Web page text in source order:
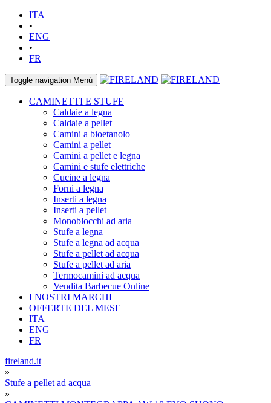
ITA
•
ENG
•
FR
Toggle navigation Menù
CAMINETTI E STUFE
Caldaie a legna
Caldaie a pellet
Camini a bioetanolo
Camini a pellet
Camini a pellet e legna
Camini e stufe elettriche
Cucine a legna
Forni a legna
Inserti a legna
Inserti a pellet
Monoblocchi ad aria
Stufe a legna
Stufe a legna ad acqua
Stufe a pellet ad acqua
Stufe a pellet ad aria
Termocamini ad acqua
Vendita Barbecue Online
I NOSTRI MARCHI
OFFERTE DEL MESE
ITA
ENG
FR
fireland.it
»
Stufe a pellet ad acqua
»